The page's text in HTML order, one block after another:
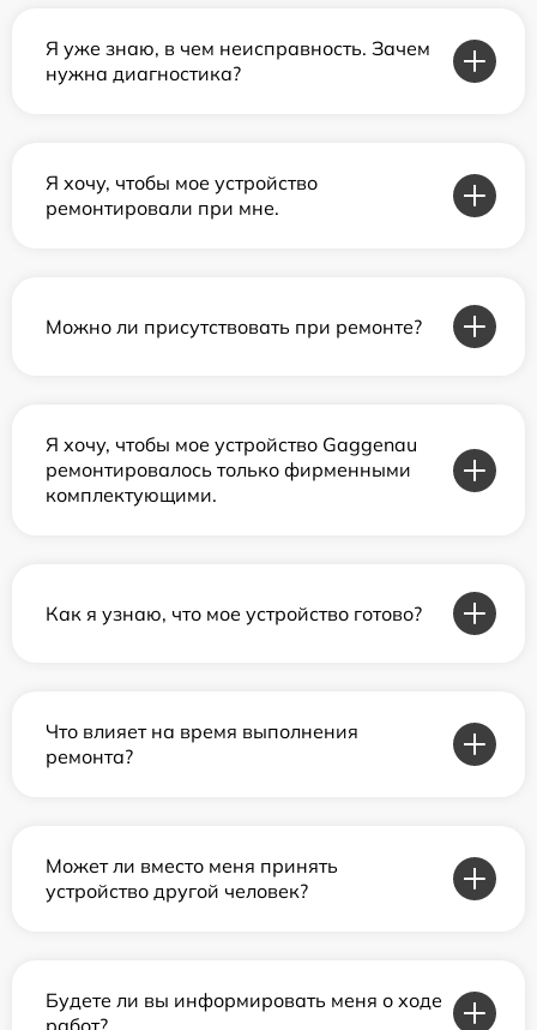
Я уже знаю, в чем неисправность. Зачем
нужна диагностика?
Я хочу, чтобы мое устройство
ремонтировали при мне.
Можно ли присутствовать при ремонте?
Я хочу, чтобы мое устройство Gaggenau
ремонтировалось только фирменными
комплектующими.
Как я узнаю, что мое устройство готово?
Что влияет на время выполнения
ремонта?
Может ли вместо меня принять
устройство другой человек?
Будете ли вы информировать меня о ходе